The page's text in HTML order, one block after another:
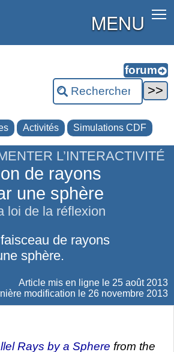
MENU
Activités Simulations CDF
L’INTERACTIVITÉ
de rayons
une sphère
loi de la réflexion
de rayons
sphère.
Article mis en ligne le 25 août 2013
modification le 26 novembre 2013
Rays by a Sphere from the